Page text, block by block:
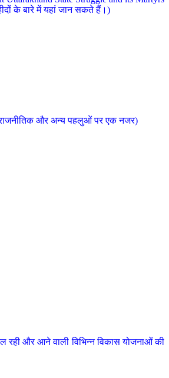
के बारे में यहां जान सकते हैं।)
और अन्य पहलुओं पर एक नजर)
रही और आने वाली विभिन्न विकास योजनाओं की